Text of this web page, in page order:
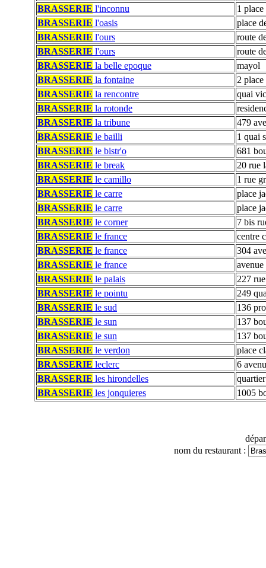
BRASSERIE l'inconnu
1
BRASSERIE l'oasis
place
BRASSERIE l'ours
route
BRASSERIE l'ours
route
BRASSERIE la belle epoque
mayol
BRASSERIE la fontaine
2
BRASSERIE la rencontre
quai
BRASSERIE la rotonde
BRASSERIE la tribune
479
BRASSERIE le bailli
1 quai
BRASSERIE le bistr'o
681
BRASSERIE le break
20 rue
BRASSERIE le camillo
1 rue
BRASSERIE le carre
place
BRASSERIE le carre
place
BRASSERIE le corner
7 bis
BRASSERIE le france
centre
BRASSERIE le france
304
BRASSERIE le france
BRASSERIE le palais
227
BRASSERIE le pointu
249
BRASSERIE le sud
136
BRASSERIE le sun
137
BRASSERIE le sun
137
BRASSERIE le verdon
place
BRASSERIE leclerc
6
BRASSERIE les hirondelles
BRASSERIE les jonquieres 1005
nom du restaurant :